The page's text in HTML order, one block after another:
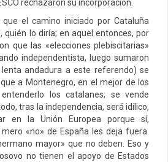
rechazaron su incorporación.
el camino iniciado por Cataluña
quién lo diría; en aquel entonces, por
que las «elecciones plebiscitarias»
independentista, luego sumaron
andadura a este referendo) se
a Montenegro, en el mejor de los
los catalanes; se vende
tras la independencia, será idílico,
en la Unión Europea porque sí,
«no» de España les deja fuera.
mayor» que no deben. Eso y
no tienen el apoyo de Estados